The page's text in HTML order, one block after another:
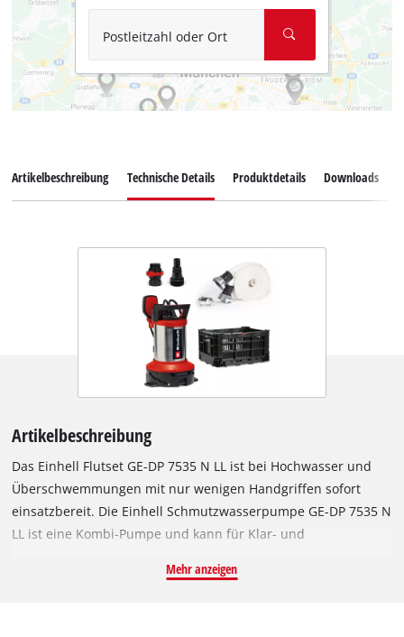
Postleitzahl oder Ort
Artikelbeschreibung Technische Details Produktdetails Downloads
Artikelbeschreibung
Das Einhell Flutset GE-DP 7535 N LL ist bei Hochwasser und
Überschwemmungen mit nur wenigen Handgriffen sofort
einsatzbereit. Die Einhell Schmutzwasserpumpe GE-DP 7535 N
LL ist eine Kombi-Pumpe und kann für Klar- und
Aufgaben: flachabsaugend bis zu 1 mm Restwasserstand im
Mehr anzeigen